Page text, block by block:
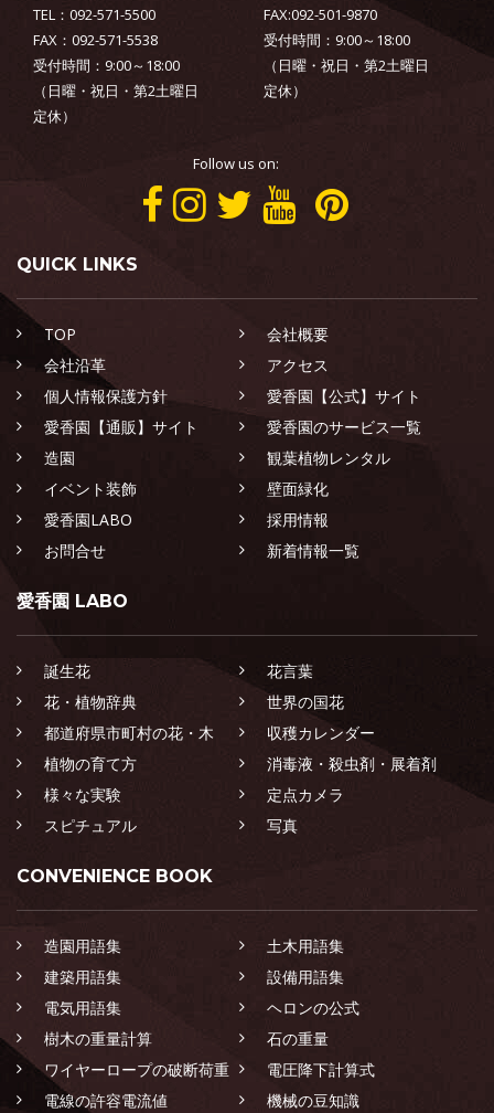
TEL：092-571-5500
FAX：092-571-5538
受付時間：9:00～18:00
（日曜・祝日・第2土曜日
定休）
FAX:092-501-9870
受付時間：9:00～18:00
（日曜・祝日・第2土曜日
定休）
Follow us on:
QUICK LINKS
TOP
会社概要
会社沿革
アクセス
個人情報保護方針
愛香園【公式】サイト
愛香園【通販】サイト
愛香園のサービス一覧
造園
観葉植物レンタル
イベント装飾
壁面緑化
愛香園LABO
採用情報
お問合せ
新着情報一覧
愛香園 LABO
誕生花
花言葉
花・植物辞典
世界の国花
都道府県市町村の花・木
収穫カレンダー
植物の育て方
消毒液・殺虫剤・展着剤
様々な実験
定点カメラ
スピチュアル
写真
CONVENIENCE BOOK
造園用語集
土木用語集
建築用語集
設備用語集
電気用語集
ヘロンの公式
樹木の重量計算
石の重量
ワイヤーロープの破断荷重
電圧降下計算式
電線の許容電流値
機械の豆知識